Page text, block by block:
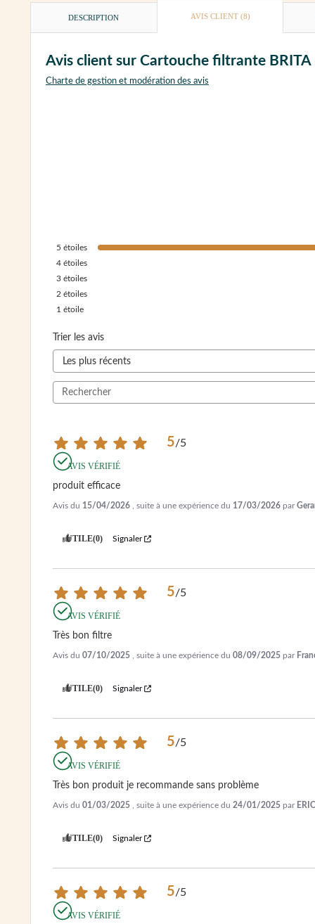
DESCRIPTION AVIS CLIENT (8)
Avis client sur Cartouche filtrante
Charte de gestion et modération des avis
5 étoiles
4 étoiles
3 étoiles
2 étoiles
1 étoile
Trier les avis
5/5
AVIS VÉRIFIÉ
produit efficace
Avis du 15/04/2026 , suite à une expérience du 17/03/2026 par
UTILE(0) Signaler
5/5
AVIS VÉRIFIÉ
Très bon filtre
Avis du 07/10/2025 , suite à une expérience du 08/09/2025 par
UTILE(0) Signaler
5/5
AVIS VÉRIFIÉ
Très bon produit je recommande sans problème
Avis du 01/03/2025 , suite à une expérience du 24/01/2025 par
UTILE(0) Signaler
5/5
AVIS VÉRIFIÉ